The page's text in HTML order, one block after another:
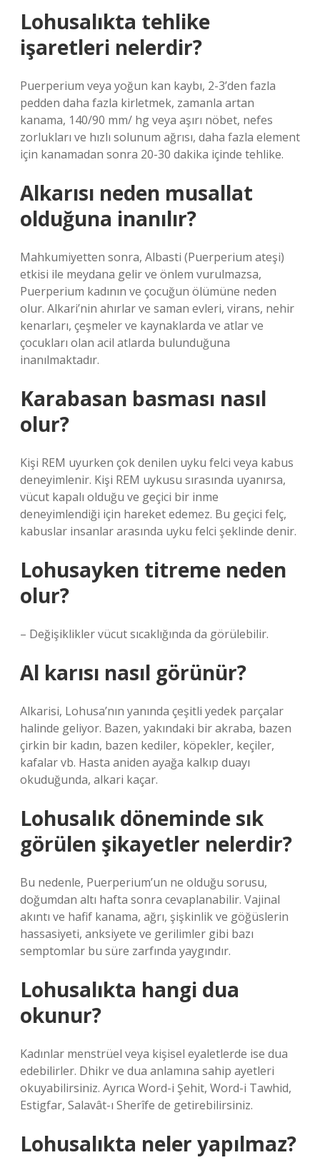
Lohusalıkta tehlike
işaretleri nelerdir?
Puerperium veya yoğun kan kaybı, 2-3’den fazla
pedden daha fazla kirletmek, zamanla artan
kanama, 140/90 mm/ hg veya aşırı nöbet, nefes
zorlukları ve hızlı solunum ağrısı, daha fazla element
için kanamadan sonra 20-30 dakika içinde tehlike.
Alkarısı neden musallat
olduğuna inanılır?
Mahkumiyetten sonra, Albasti (Puerperium ateşi)
etkisi ile meydana gelir ve önlem vurulmazsa,
Puerperium kadının ve çocuğun ölümüne neden
olur. Alkari’nin ahırlar ve saman evleri, virans, nehir
kenarları, çeşmeler ve kaynaklarda ve atlar ve
çocukları olan acil atlarda bulunduğuna
inanılmaktadır.
Karabasan basması nasıl
olur?
Kişi REM uyurken çok denilen uyku felci veya kabus
deneyimlenir. Kişi REM uykusu sırasında uyanırsa,
vücut kapalı olduğu ve geçici bir inme
deneyimlendiği için hareket edemez. Bu geçici felç,
kabuslar insanlar arasında uyku felci şeklinde denir.
Lohusayken titreme neden
olur?
– Değişiklikler vücut sıcaklığında da görülebilir.
Al karısı nasıl görünür?
Alkarisi, Lohusa’nın yanında çeşitli yedek parçalar
halinde geliyor. Bazen, yakındaki bir akraba, bazen
çirkin bir kadın, bazen kediler, köpekler, keçiler,
kafalar vb. Hasta aniden ayağa kalkıp duayı
okuduğunda, alkari kaçar.
Lohusalık döneminde sık
görülen şikayetler nelerdir?
Bu nedenle, Puerperium’un ne olduğu sorusu,
doğumdan altı hafta sonra cevaplanabilir. Vajinal
akıntı ve hafif kanama, ağrı, şişkinlik ve göğüslerin
hassasiyeti, anksiyete ve gerilimler gibi bazı
semptomlar bu süre zarfında yaygındır.
Lohusalıkta hangi dua
okunur?
Kadınlar menstrüel veya kişisel eyaletlerde ise dua
edebilirler. Dhikr ve dua anlamına sahip ayetleri
okuyabilirsiniz. Ayrıca Word-i Şehit, Word-i Tawhid,
Estigfar, Salavât-ı Sherîfe de getirebilirsiniz.
Lohusalıkta neler yapılmaz?